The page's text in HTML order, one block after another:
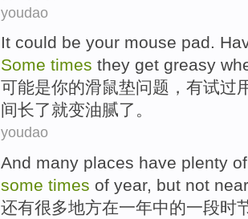
youdao
It could be your mouse pad.
Some times they get greasy
可能是你的滑鼠垫问题 ， 有试过
间长了就变油腻了。
youdao
And many places have plenty of
some times of year, but not
还有很多地方在一年中的一段时